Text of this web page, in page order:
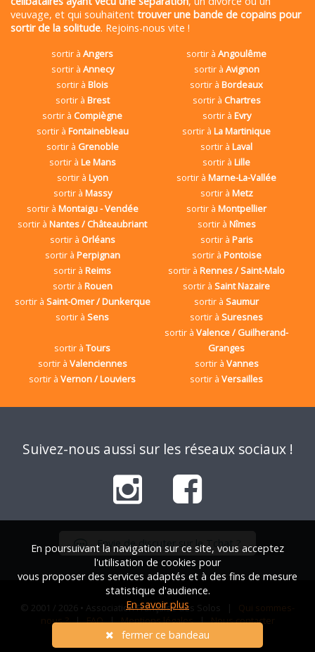
veuvage, et qui souhaitent trouver une bande de copains pour
sortir de la solitude. Rejoins-nous vite !
sortir àAngers sortir àAngoulême
sortir à Annecy sortir à Avignon
sortir àBlois sortir àBordeaux
sortir à Brest sortir à Chartres
sortir à Compiègne sortir à Evry
sortir à Fontainebleau sortir àLa Martinique
sortir à Grenoble sortir àLaval
sortir à Le Mans sortir àLille
sortir à Lyon sortir àMarne-La-Vallée
sortir à Massy sortir à Metz
sortir à Montaigu - Vendée sortir àMontpellier
sortir àNantes / Châteaubriant sortir à Nîmes
sortir à Orléans sortir à Paris
sortir à Perpignan sortir à Pontoise
sortir àReims sortir àRennes / Saint-Malo
sortir à Rouen sortir àSaint Nazaire
sortir à Saint-Omer / Dunkerque sortir àSaumur
sortir àSens sortir àSuresnes
sortir àTours
sortir àValence / Guilherand-
Granges
sortir à Valenciennes sortir à Vannes
sortir àVernon / Louviers sortir àVersailles
Suivez-nous aussi sur les réseaux sociaux !
Envie de discuter sur le Tchat ?
© 2001 / 2026 • Association Française des Solos | Qui sommes-
nous ?|FAQ|Mentions légales|Nous contacter
En poursuivant la navigation sur ce site, vous acceptez
l'utilisation de cookies pour
vous proposer des services adaptés et à des fins de mesure
statistique d'audience.
En savoir plus
fermer ce bandeau